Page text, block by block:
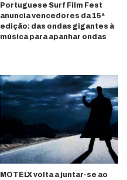
Portuguese Surf Film Fest
anuncia vencedores da 15ª
edição: das ondas gigantes à
música para apanhar ondas
MOTELX volta a juntar-se ao